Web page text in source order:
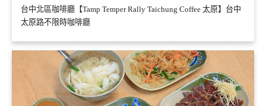
台中北區咖啡廳【Tamp Temper Rally Taichung Coffee 太原】台中
太原路不限時咖啡廳